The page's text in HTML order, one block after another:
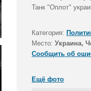
Танк "Оплот"
Категория:
Место: Украина,
Сообщить об
Ещё фото